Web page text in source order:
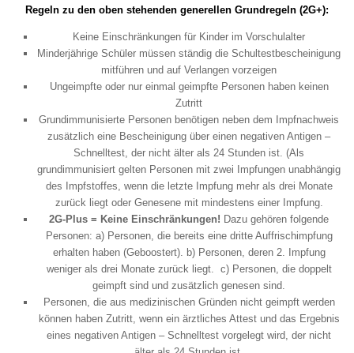
Regeln zu den oben stehenden generellen Grundregeln (2G+):
Keine Einschränkungen für Kinder im Vorschulalter
Minderjährige Schüler müssen ständig die Schultestbescheinigung
mitführen und auf Verlangen vorzeigen
Ungeimpfte oder nur einmal geimpfte Personen haben keinen
Zutritt
Grundimmunisierte Personen benötigen neben dem Impfnachweis
zusätzlich eine Bescheinigung über einen negativen Antigen –
Schnelltest, der nicht älter als 24 Stunden ist. (Als
grundimmunisiert gelten Personen mit zwei Impfungen unabhängig
des Impfstoffes, wenn die letzte Impfung mehr als drei Monate
zurück liegt oder Genesene mit mindestens einer Impfung.
2G-Plus = Keine Einschränkungen! Dazu gehören folgende
Personen: a) Personen, die bereits eine dritte Auffrischimpfung
erhalten haben (Geboostert). b) Personen, deren 2. Impfung
weniger als drei Monate zurück liegt. c) Personen, die doppelt
geimpft sind und zusätzlich genesen sind.
Personen, die aus medizinischen Gründen nicht geimpft werden
können haben Zutritt, wenn ein ärztliches Attest und das Ergebnis
eines negativen Antigen – Schnelltest vorgelegt wird, der nicht